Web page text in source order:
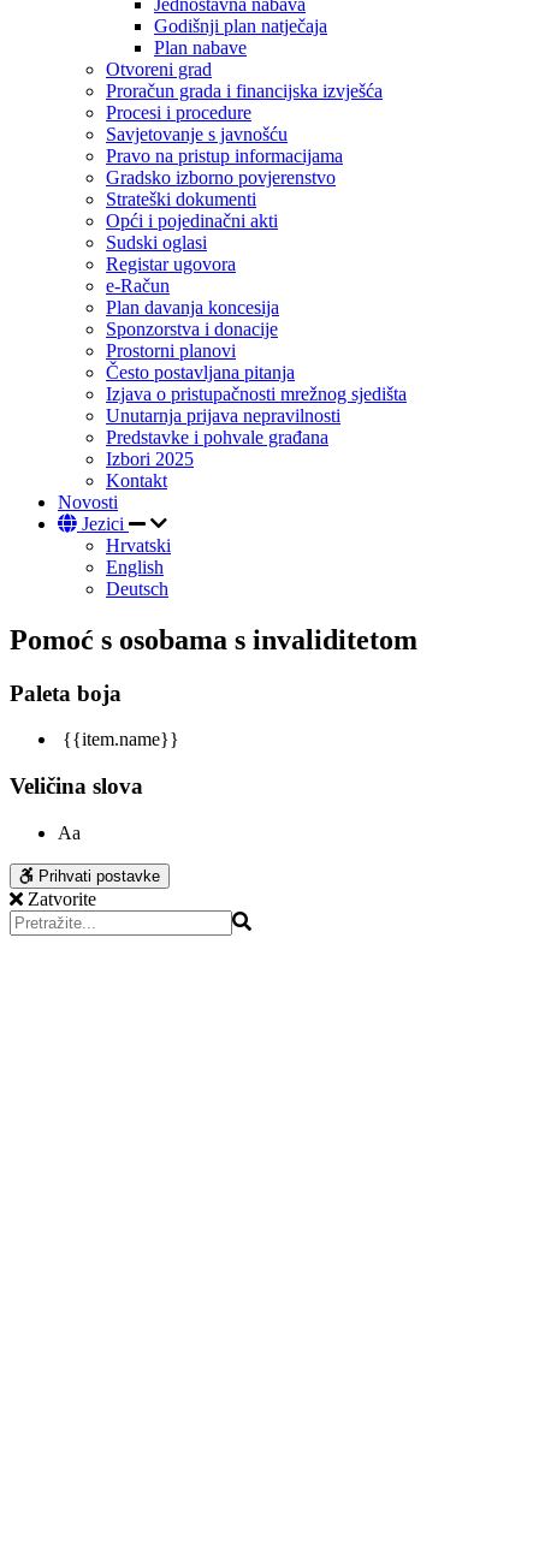
Godišnji plan natječaja
Plan nabave
Otvoreni grad
Proračun grada i financijska izvješća
Procesi i procedure
Savjetovanje s javnošću
Pravo na pristup informacijama
Gradsko izborno povjerenstvo
Strateški dokumenti
Opći i pojedinačni akti
Sudski oglasi
Registar ugovora
e-Račun
Plan davanja koncesija
Sponzorstva i donacije
Prostorni planovi
Često postavljana pitanja
Izjava o pristupačnosti mrežnog sjedišta
Unutarnja prijava nepravilnosti
Predstavke i pohvale građana
Izbori 2025
Kontakt
Novosti
Jezici
Hrvatski
English
Deutsch
Pomoć s osobama s invaliditetom
Paleta boja
{{item.name}}
Veličina slova
Aa
Prihvati postavke
Zatvorite